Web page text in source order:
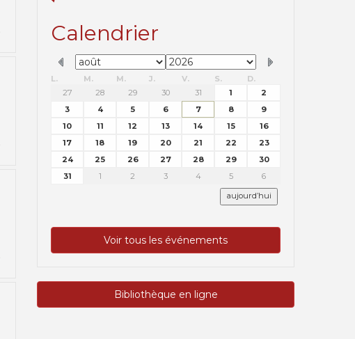
Calendrier
L. M. M. J. V. S.
D.
27
28 29 30 31 1
2
3
4 5 6 7 8
9
10
11 12 13 14 15
16
17
18 19 20 21 22
23
24
25 26 27 28 29
30
31
1 2 3 4 5 6
aujourd’hui
Voir tous les événements
Bibliothèque en ligne